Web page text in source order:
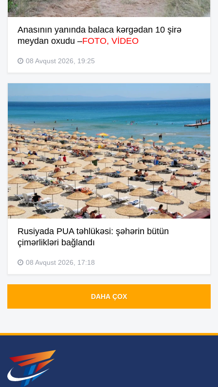
Anasının yanında balaca kərgədan 10 şirə
meydan oxudu –FOTO, VİDEO
08 Avqust 2026, 19:25
Rusiyada PUA təhlükəsi: şəhərin bütün
çimərlikləri bağlandı
08 Avqust 2026, 17:18
DAHA ÇOX